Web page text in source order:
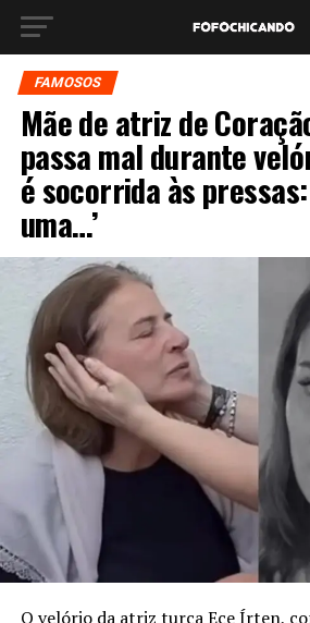
FAMOSOS
Mãe de atriz de
passa mal durante
é socorrida às pressas:
uma…’
O velório da atriz turca Ece Írten,